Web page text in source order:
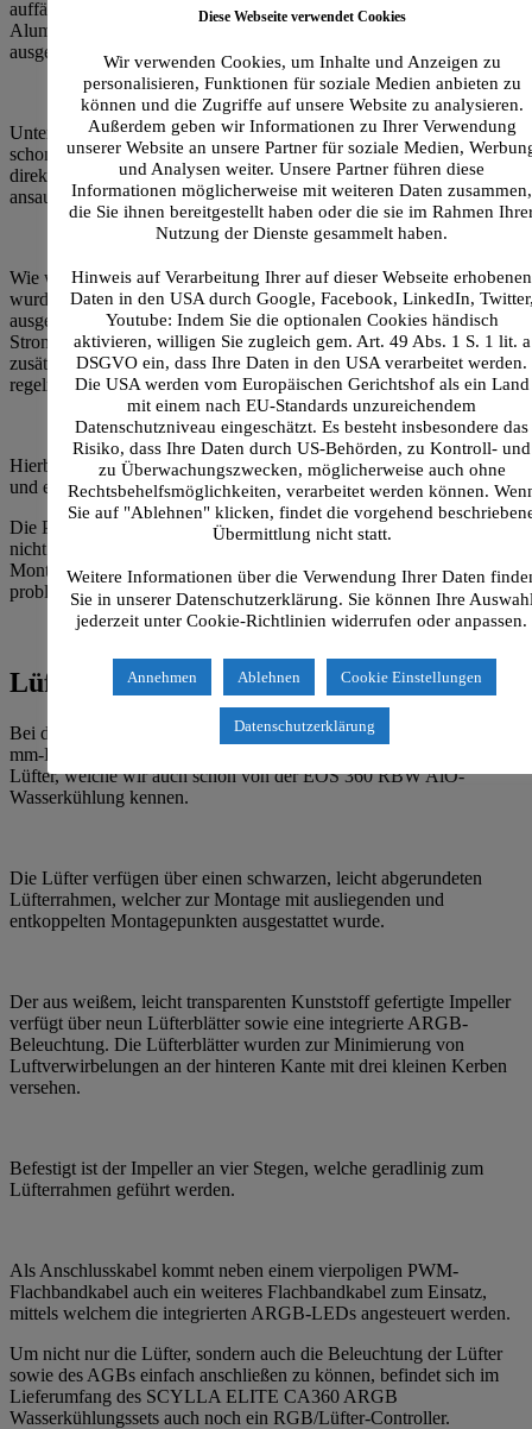
auffälligen Look zu verpassen, hat RAIJINTEK den aufgesetzten
Aluminiumrahmen auf der Innenseite mit einem ARGB-Strip
ausgestattet.
Unterhalb des Ausgleichsbehälters wurde seitens RAIJINTEK
schon eine DDC Pumpe vorinstalliert, welche die Kühlflüssigkeit
direkt durch ein kleines, in den AGB integriertes Steigröhrchen
ansaugt.
Wie wir es schon vom mitgelieferten CPU-Wasserkühler kennen,
wurde auch die eingesetzte Pumpe mit einem Ein- und Auslass
ausgestattet. Die eingesetzte Pumpe wird über einen SATA-
Stromanschluss mit Strom versorgt und lässt sich über einen
zusätzlichen PWM-Anschluss zwischen 1.800 und 4.800 RPM
regeln.
Hierbei erreicht die Pumpe einen maximalen Durchsatz von 750 L/h
und eine maximale Förderhöhe von 6,5 m.
Die Pumpen/AGB-Kombo kann dank des guten Lieferumfangs
nicht nur stehend montiert werden, sondern auch eine liegende
Montage oder eine Montage am mitgelieferten Radiator ist
problemlos möglich.
Lüfter:
Bei den drei im Lieferumfang enthaltenen EOS 12 RBW ADD 120-
mm-Lüfter handelt es sich um RAIJINTEK´s ZY1202512HL
Lüfter, welche wir auch schon von der EOS 360 RBW AiO-
Wasserkühlung kennen.
Die Lüfter verfügen über einen schwarzen, leicht abgerundeten
Lüfterrahmen, welcher zur Montage mit ausliegenden und
entkoppelten Montagepunkten ausgestattet wurde.
Der aus weißem, leicht transparenten Kunststoff gefertigte Impeller
verfügt über neun Lüfterblätter sowie eine integrierte ARGB-
Beleuchtung. Die Lüfterblätter wurden zur Minimierung von
Luftverwirbelungen an der hinteren Kante mit drei kleinen Kerben
versehen.
Befestigt ist der Impeller an vier Stegen, welche geradlinig zum
Lüfterrahmen geführt werden.
Als Anschlusskabel kommt neben einem vierpoligen PWM-
Flachbandkabel auch ein weiteres Flachbandkabel zum Einsatz,
mittels welchem die integrierten ARGB-LEDs angesteuert werden.
Um nicht nur die Lüfter, sondern auch die Beleuchtung der Lüfter
sowie des AGBs einfach anschließen zu können, befindet sich im
Lieferumfang des SCYLLA ELITE CA360 ARGB
Wasserkühlungssets auch noch ein RGB/Lüfter-Controller.
Diese Webseite verwendet Cookies
Wir verwenden Cookies, um Inhalte und Anzeigen zu
personalisieren, Funktionen für soziale Medien anbieten zu
können und die Zugriffe auf unsere Website zu analysieren.
Außerdem geben wir Informationen zu Ihrer Verwendung
unserer Website an unsere Partner für soziale Medien,
und Analysen weiter. Unsere Partner führen diese
Informationen möglicherweise mit weiteren Daten zusammen,
die Sie ihnen bereitgestellt haben oder die sie im Rahmen
Nutzung der Dienste gesammelt haben.
Hinweis auf Verarbeitung Ihrer auf dieser Webseite erhobenen
Daten in den USA durch Google, Facebook, LinkedIn,
Youtube: Indem Sie die optionalen Cookies händisch
aktivieren, willigen Sie zugleich gem. Art. 49 Abs. 1 S. 1 lit. a
DSGVO ein, dass Ihre Daten in den USA verarbeitet werden.
Die USA werden vom Europäischen Gerichtshof als ein Land
mit einem nach EU-Standards unzureichendem
Datenschutzniveau eingeschätzt. Es besteht insbesondere das
Risiko, dass Ihre Daten durch US-Behörden, zu Kontroll- und
zu Überwachungszwecken, möglicherweise auch ohne
Rechtsbehelfsmöglichkeiten, verarbeitet werden können.
Sie auf "Ablehnen" klicken, findet die vorgehend
Übermittlung nicht statt.
Weitere Informationen über die Verwendung Ihrer Daten
Sie in unserer Datenschutzerklärung. Sie können Ihre
jederzeit unter Cookie-Richtlinien widerrufen oder anpassen.
Annehmen Ablehnen Cookie Einstellungen
Datenschutzerklärung